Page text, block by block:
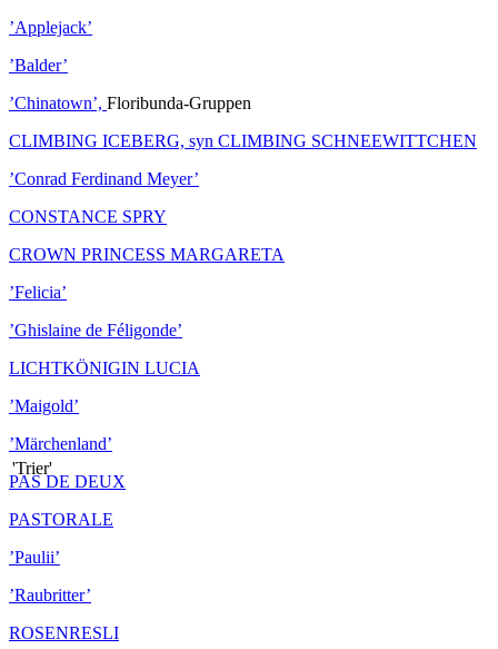
'Trier'
’Applejack’
’Balder’
’Chinatown’, Floribunda-Gruppen
CLIMBING ICEBERG, syn CLIMBING SCHNEEWITTCHEN
’Conrad Ferdinand Meyer’
CONSTANCE SPRY
CROWN PRINCESS MARGARETA
’Felicia’
’Ghislaine de Féligonde’
LICHTKÖNIGIN LUCIA
’Maigold’
’Märchenland’
PAS DE DEUX
PASTORALE
’Paulii’
’Raubritter’
ROSENRESLI